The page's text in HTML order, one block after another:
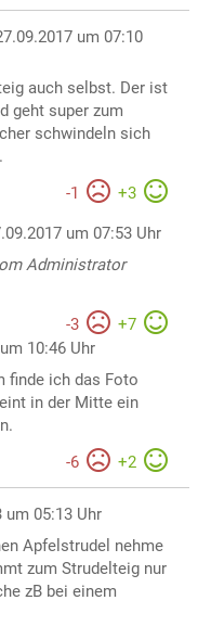
um 07:10
auch selbst. Der ist
geht super zum
schwindeln sich
-1 +3
um 07:53 Uhr
Administrator
-3 +7
10:46 Uhr
finde ich das Foto
in der Mitte ein
-6 +2
um 05:13 Uhr
Apfelstrudel nehme
zum Strudelteig nur
zB bei einem